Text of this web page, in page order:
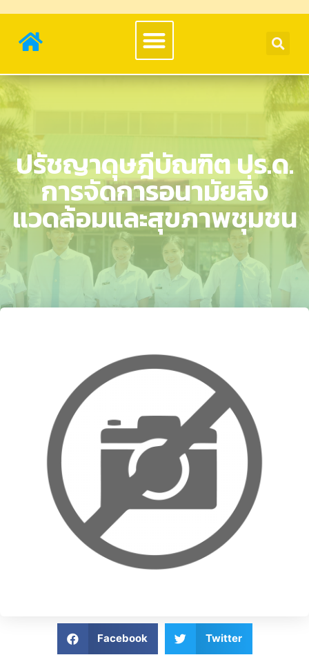
ปรัชญาดุษฎีบัณฑิต ปร.ด.
การจัดการอนามัยสิ่ง
แวดล้อมและสุขภาพชุมชน
Facebook Twitter